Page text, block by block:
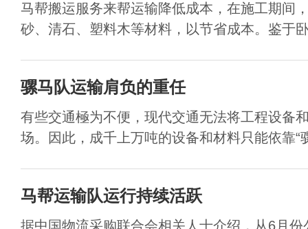
马帮搬运服务来帮运输降低成本，在施工期间
砂、清石、塑料木等材料，以节省成本。鉴于
骡马队运输肩负的重任
有些交通極为不便，现代交通无法将工程设备
场。因此，成千上万吨的设备和材料只能依靠“
马帮运输队运行持续活跃
据中国物流采购联合会相关人士介绍，从6月